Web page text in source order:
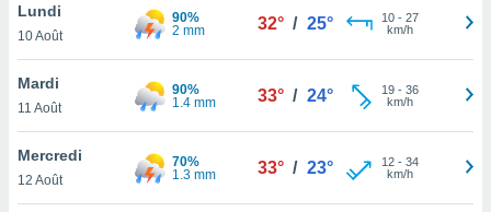
le
ainsi
un
la
du
Lundi
10 Août
90%
2 mm
32° / 25° 10- 27
km/h
Mardi
11 Août
90%
1.4 mm
33° / 24° 19- 36
km/h
Mercredi
12 Août
70%
1.3 mm
33° / 23° 12- 34
km/h